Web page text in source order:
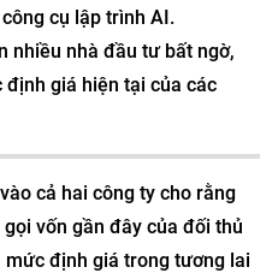
cụ lập trình AI.
nhiều nhà đầu tư bất ngờ,
giá hiện tại của các
cả hai công ty cho rằng
vốn gần đây của đối thủ
định giá trong tương lai